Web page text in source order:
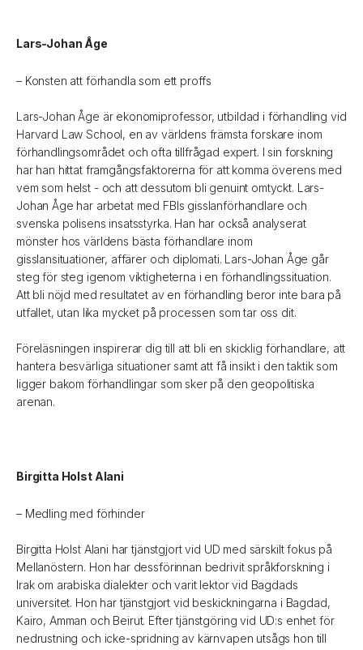
Lars-Johan Åge
– Konsten att förhandla som ett proffs
Lars-Johan Åge är ekonomiprofessor, utbildad i förhandling vid
Harvard Law School, en av världens främsta forskare inom
förhandlingsområdet och ofta tillfrågad expert. I sin forskning
har han hittat framgångsfaktorerna för att komma överens med
vem som helst - och att dessutom bli genuint omtyckt. Lars-
Johan Åge har arbetat med FBIs gisslanförhandlare och
svenska polisens insatsstyrka. Han har också analyserat
mönster hos världens bästa förhandlare inom
gisslansituationer, affärer och diplomati. Lars-Johan Åge går
steg för steg igenom viktigheterna i en förhandlingssituation.
Att bli nöjd med resultatet av en förhandling beror inte bara på
utfallet, utan lika mycket på processen som tar oss dit.
Föreläsningen inspirerar dig till att bli en skicklig förhandlare, att
hantera besvärliga situationer samt att få insikt i den taktik som
ligger bakom förhandlingar som sker på den geopolitiska
arenan.
Birgitta Holst Alani
– Medling med förhinder
Birgitta Holst Alani har tjänstgjort vid UD med särskilt fokus på
Mellanöstern. Hon har dessförinnan bedrivit språkforskning i
Irak om arabiska dialekter och varit lektor vid Bagdads
universitet. Hon har tjänstgjort vid beskickningarna i Bagdad,
Kairo, Amman och Beirut. Efter tjänstgöring vid UD:s enhet för
nedrustning och icke-spridning av kärnvapen utsågs hon till